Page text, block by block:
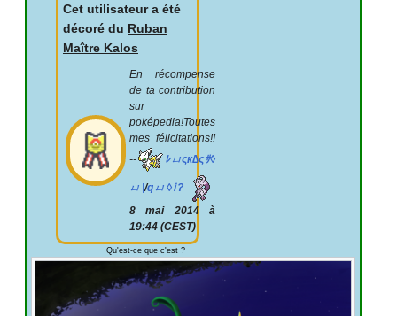
Cet utilisateur a été
décoré du Ruban
Maître Kalos
En récompense
de ta contribution
sur
poképedia!Toutes
mes félicitations!!
--
ﾚㄩςк∆ςｻ◊
ㄩ| /qㄩ◊ⅰ?
8 mai 2014 à
19:44 (CEST)
Qu'est-ce que c'est ?